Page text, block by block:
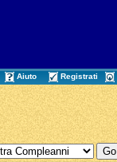
Aiuto Registrati